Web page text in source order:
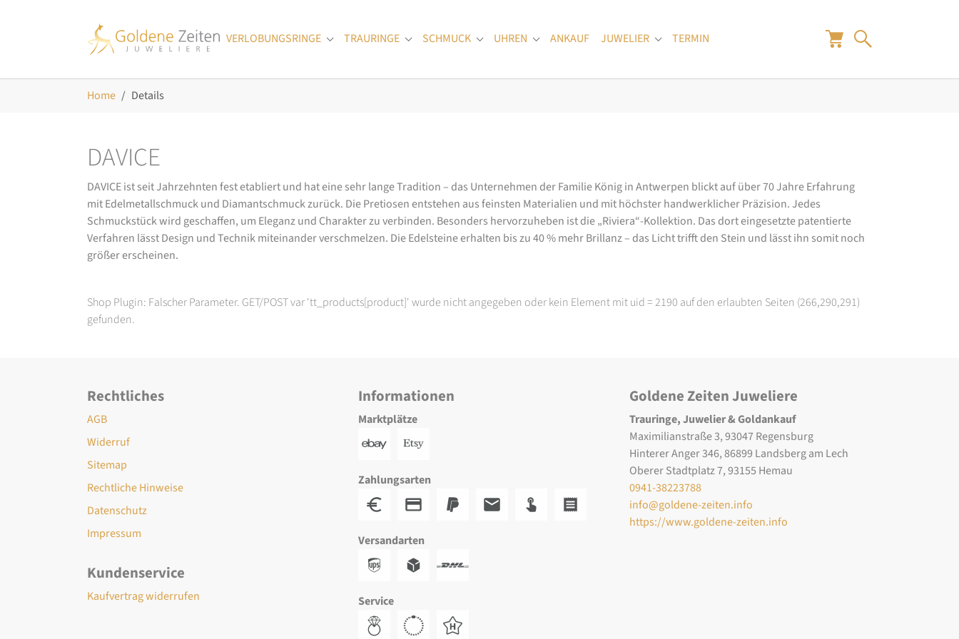
VERLOBUNGSRINGE
Submenu for "Verlobungsringe"
TRAURINGE Submenu for "Trauringe"
SCHMUCK Submenu for "Schmuck"
UHREN Submenu for "Uhren"
ANKAUF JUWELIER Submenu for "Juwelier"
TERMIN
Home Details
DAVICE
DAVICE ist seit Jahrzehnten fest etabliert und hat eine sehr lange Tradition – das Unternehmen der Familie König in Antwerpen blickt auf über 70 Jahre Erfahrung
mit Edelmetallschmuck und Diamantschmuck zurück. Die Pretiosen entstehen aus feinsten Materialien und mit höchster handwerklicher Präzision. Jedes
Schmuckstück wird geschaffen, um Eleganz und Charakter zu verbinden. Besonders hervorzuheben ist die „Riviera“-Kollektion. Das dort eingesetzte patentierte
Verfahren lässt Design und Technik miteinander verschmelzen. Die Edelsteine erhalten bis zu 40 % mehr Brillanz – das Licht trifft den Stein und lässt ihn somit noch
größer erscheinen.
Shop Plugin: Falscher Parameter. GET/POST var 'tt_products[product]' wurde nicht angegeben oder kein Element mit uid = 2190 auf den erlaubten Seiten (266,290,291)
gefunden.
Rechtliches
AGB
Widerruf
Sitemap
Rechtliche Hinweise
Datenschutz
Impressum
Kundenservice
Kaufvertrag widerrufen
Informationen
Marktplätze
Zahlungsarten
Versandarten
Service
Goldene Zeiten Juweliere
Trauringe, Juwelier & Goldankauf
Maximilianstraße 3, 93047 Regensburg
Hinterer Anger 346, 86899 Landsberg am Lech
Oberer Stadtplatz 7, 93155 Hemau
0941-38223788
info@goldene-zeiten.info
https://www.goldene-zeiten.info